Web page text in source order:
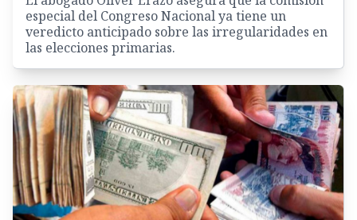
especial del Congreso Nacional ya tiene un
veredicto anticipado sobre las irregularidades en
las elecciones primarias.